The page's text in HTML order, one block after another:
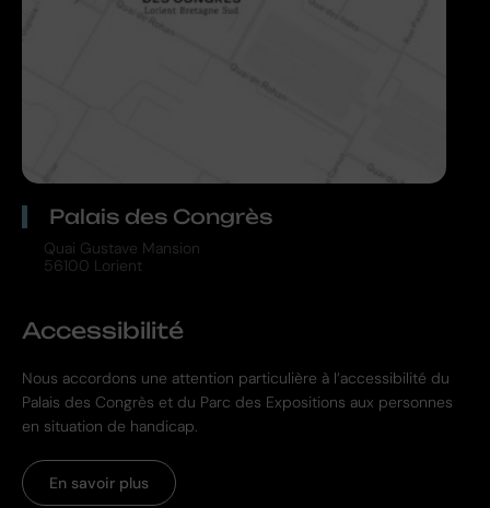
Palais des Congrès
Quai Gustave Mansion
56100 Lorient
Accessibilité
Nous accordons une attention particulière à l’accessibilité du
Palais des Congrès et du Parc des Expositions aux personnes
en situation de handicap.
En savoir plus